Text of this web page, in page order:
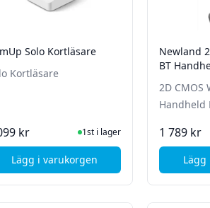
SMIT, Dilog, ComHem
Solo Kortläsare
Kortläsare
kr I Lager1st i lager
Lägg i varukorgen, SumUp Solo Kortläsare
Newland
BT
2D CMOS
Handheld
1 789 kr
Lägg